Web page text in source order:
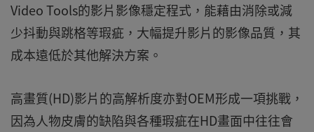
Video Tools的影片影像穩定程式，能藉由消除或減
少抖動與跳格等瑕疵，大幅提升影片的影像品質，其
成本遠低於其他解決方案。
高畫質(HD)影片的高解析度亦對OEM形成一項挑戰，
因為人物皮膚的缺陷與各種瑕疵在HD畫面中往往會